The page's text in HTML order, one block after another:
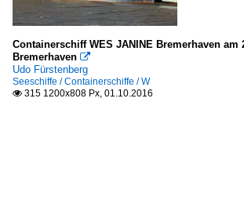
Containerschiff WES JANINE Bremerhaven am
Bremerhaven 
Udo Fürstenberg
Seeschiffe / Containerschiffe / W
 315 1200x808 Px, 01.10.2016